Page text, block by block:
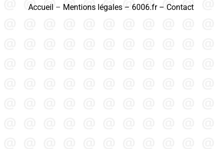
Accueil – Mentions légales – 6006.fr– Contact